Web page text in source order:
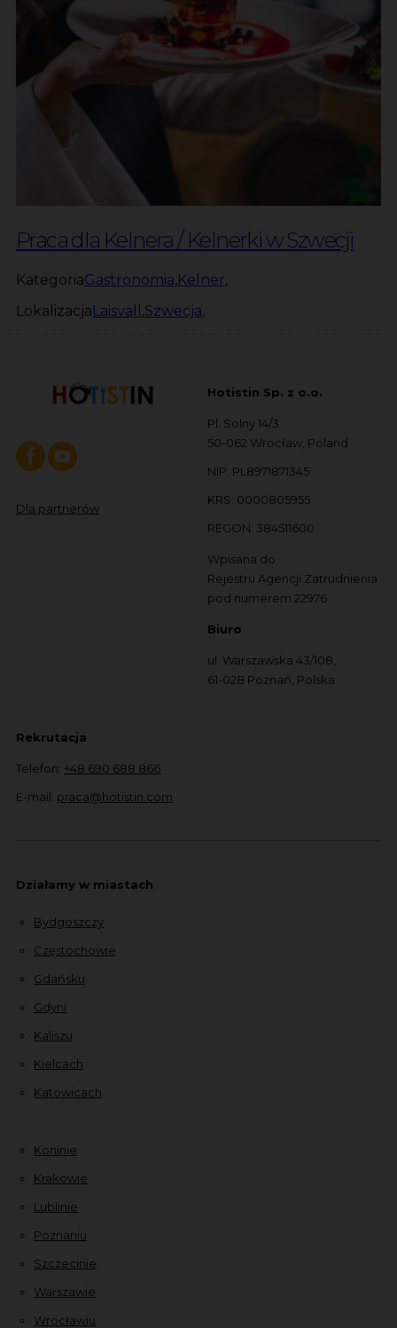
Praca dla Kelnera / Kelnerki w Szwecji
KategoriaGastronomia,Kelner,
LokalizacjaLaisvall ,Szwecja,
Dla partnerów
Hotistin Sp. z o.o.
Pl. Solny 14/3
50-062 Wrocław, Poland
NIP: PL8971871345
KRS: 0000805955
REGON: 384511600
Wpisana do
Rejestru Agencji Zatrudnienia
pod numerem 22976
Biuro
ul. Warszawska 43/108,
61-028 Poznań, Polska
Rekrutacja
Telefon: +48 690 688 866
E-mail: praca@hotistin.com
Działamy w miastach
Bydgoszczy
Częstochowie
Gdańsku
Gdyni
Kaliszu
Kielcach
Katowicach
Koninie
Krakowie
Lublinie
Poznaniu
Szczecinie
Warszawie
Wrocławiu